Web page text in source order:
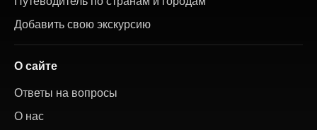
Добавить свою экскурсию
О сайте
Ответы на вопросы
О нас